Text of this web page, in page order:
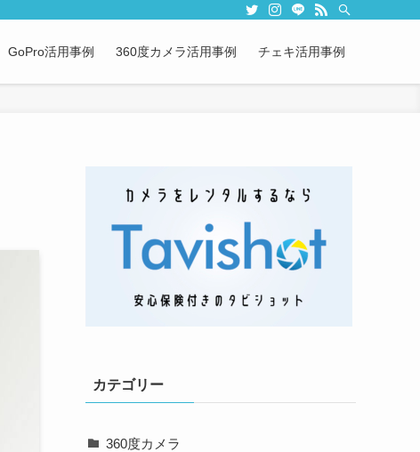
GoPro活用事例 360度カメラ活用事例 チェキ活用事例
カテゴリー
360度カメラ